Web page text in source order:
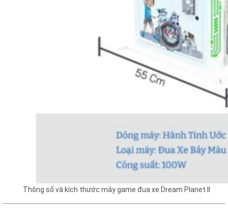
Thông số và kích thước máy game đua xe Dream Planet II